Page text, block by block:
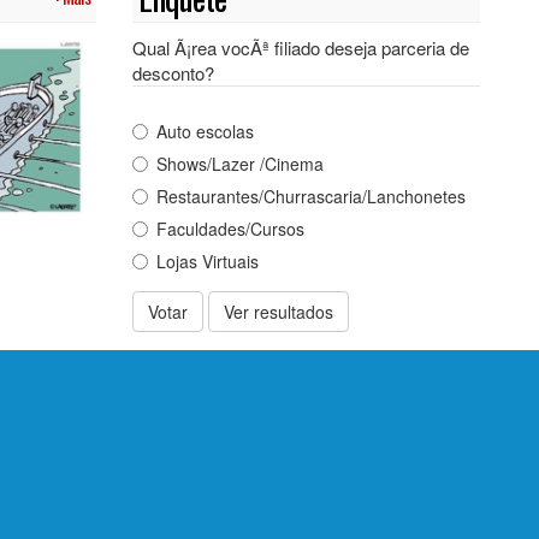
Qual Ã¡rea vocÃª filiado deseja parceria de
desconto?
Auto escolas
Shows/Lazer /Cinema
Restaurantes/Churrascaria/Lanchonetes
Faculdades/Cursos
Lojas Virtuais
Votar Ver resultados